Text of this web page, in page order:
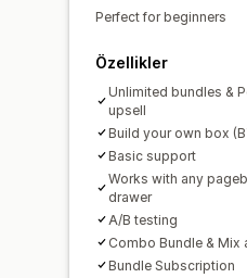
Perfect for beginners
Özellikler
Unlimited bundles &
upsell
Build your own box
Basic support
Works with any
drawer
A/B testing
Combo Bundle & Mix
Bundle Subscription